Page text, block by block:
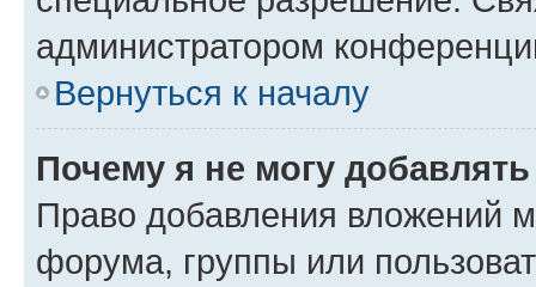
администратором
Вернуться к началу
Почему я не могу
Право добавления вложений
форума, группы или